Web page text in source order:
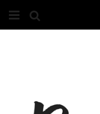
O NAS